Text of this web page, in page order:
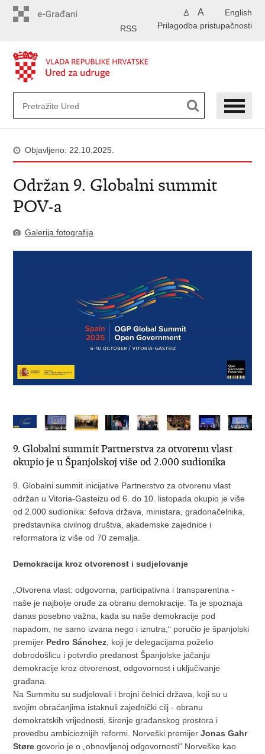
English
A A
Prilagodba pristupačnosti
RSS
Objavljeno: 22.10.2025.
Održan 9. Globalni summit
POV-a
Galerija fotografija
9. Globalni summit Partnerstva za otvorenu vlast
okupio je u Španjolskoj više od 2.000 sudionika
9. Globalni summit inicijative Partnerstvo za otvorenu vlast
održan u Vitoria-Gasteizu od 6. do 10. listopada okupio je više
od 2.000 sudionika: šefova država, ministara, gradonačelnika,
predstavnika civilnog društva, akademske zajednice i
reformatora iz više od 70 zemalja.
Demokracija kroz otvorenost i sudjelovanje
„Otvorena vlast: odgovorna, participativna i transparentna -
naše je najbolje oruđe za obranu demokracije. Ta je spoznaja
danas posebno važna, kada su naše demokracije pod
napadom, ne samo izvana nego i iznutra,“ poručio je španjolski
premijer Pedro Sánchez, koji je delegacijama poželio
dobrodošlicu i potvrdio predanost Španjolske jačanju
demokracije kroz otvorenost, odgovornost i uključivanje
građana.
Na Summitu su sudjelovali i brojni čelnici država, koji su u
svojim obraćanjima istaknuli zajednički cilj - obranu
demokratskih vrijednosti, širenje građanskog prostora i
provedbu ambicioznijih reformi. Norveški premijerJonas Gahr
Støre govorio je o „obnovljenoj odgovornosti“ Norveške kao